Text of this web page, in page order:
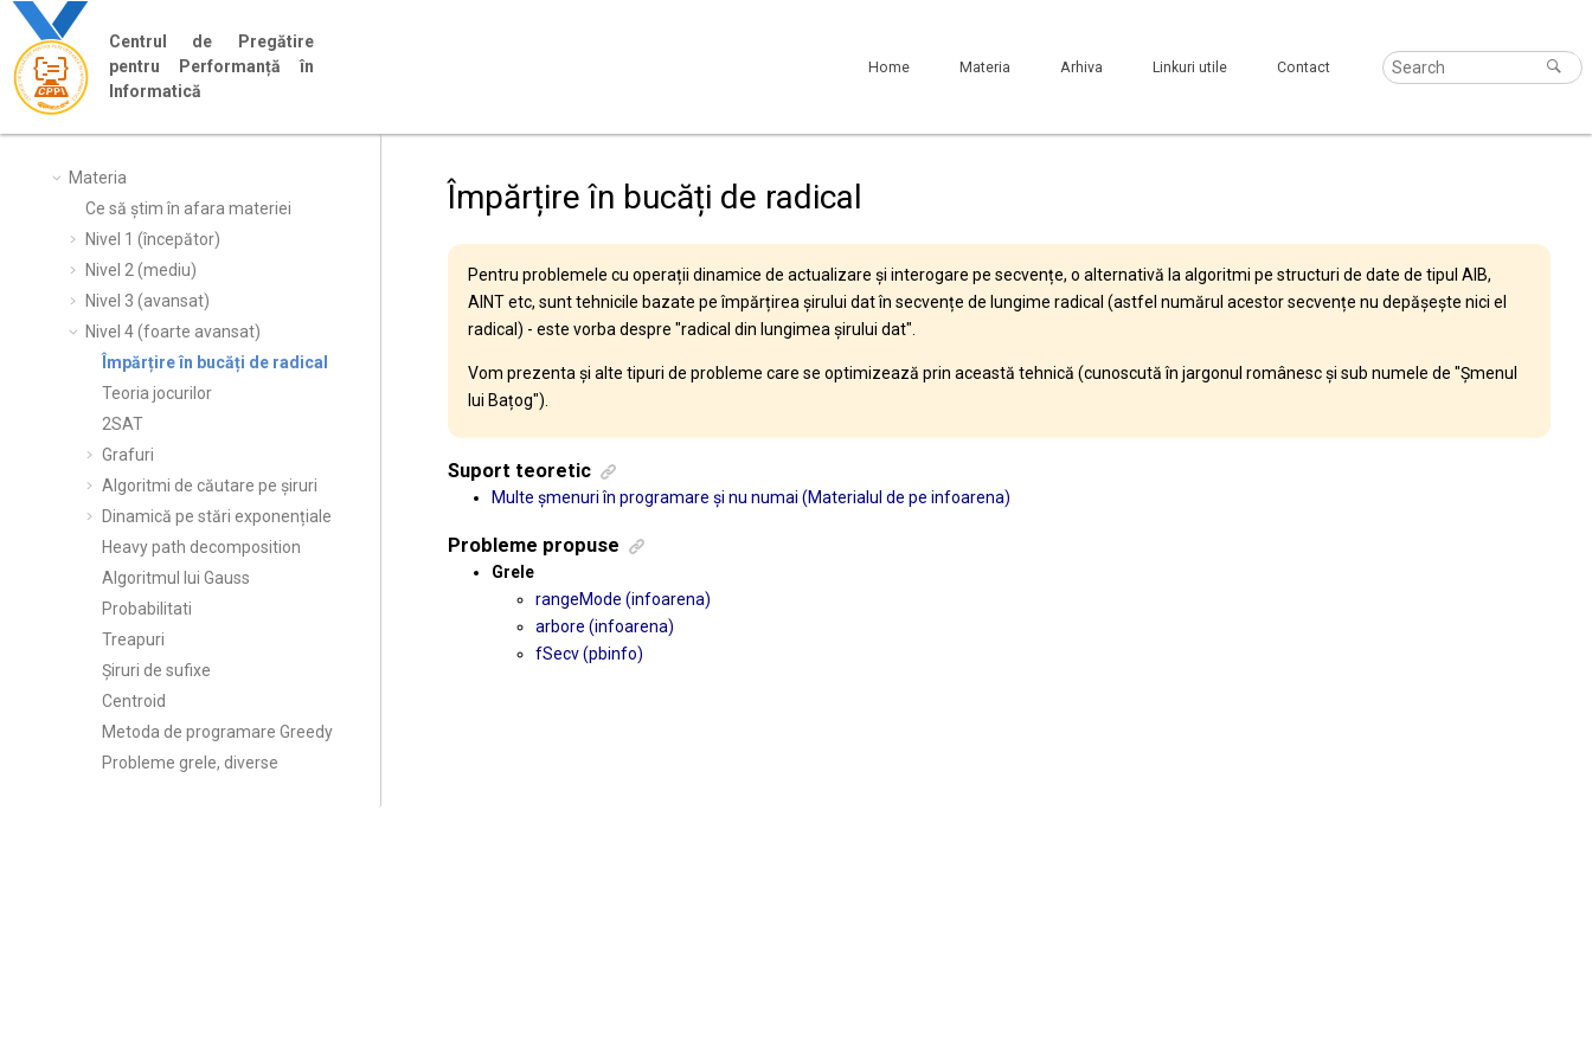
Jump to main content
Centrul de Pregătire
pentru Performanță în
Informatică
Home Materia Arhiva Linkuri utile Contact
Materia
Ce să știm în afara materiei
Nivel 1 (începător)
Nivel 2 (mediu)
Nivel 3 (avansat)
Nivel 4 (foarte avansat)
Împărțire în bucăți de radical
Teoria jocurilor
2SAT
Grafuri
Algoritmi de căutare pe șiruri
Dinamică pe stări exponențiale
Heavy path decomposition
Algoritmul lui Gauss
Probabilitati
Treapuri
Șiruri de sufixe
Centroid
Metoda de programare Greedy
Probleme grele, diverse
Împărțire în bucăți de radical
Pentru problemele cu operații dinamice de actualizare și interogare pe secvențe, o alternativă la algoritmi pe structuri de date de tipul AIB,
AINT etc, sunt tehnicile bazate pe împărțirea șirului dat în secvențe de lungime radical (astfel numărul acestor secvențe nu depășește nici el
radical) - este vorba despre "radical din lungimea șirului dat".
Vom prezenta și alte tipuri de probleme care se optimizează prin această tehnică (cunoscută în jargonul românesc și sub numele de "Șmenul
lui Bațog").
Suport teoretic
Multe șmenuri în programare și nu numai (Materialul de pe infoarena)
Probleme propuse
Grele
rangeMode (infoarena)
arbore (infoarena)
fSecv (pbinfo)